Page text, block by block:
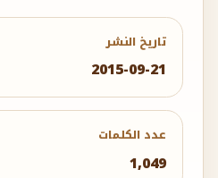
تاريخ النشر
2015-09-21
عدد الكلمات
1,049